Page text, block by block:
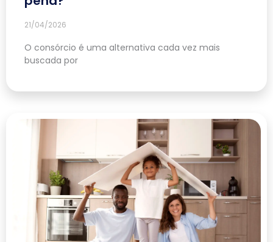
21/04/2026
O consórcio é uma alternativa cada vez mais
buscada por